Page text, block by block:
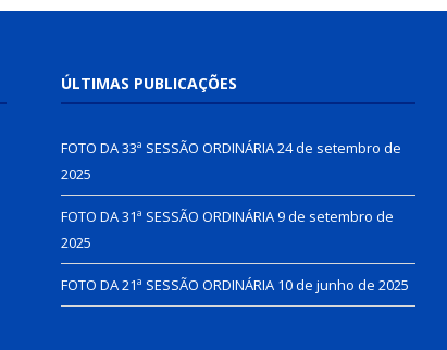
ÚLTIMAS PUBLICAÇÕES
FOTO DA 33ª SESSÃO ORDINÁRIA24 de setembro de
2025
FOTO DA 31ª SESSÃO ORDINÁRIA9 de setembro de
2025
FOTO DA 21ª SESSÃO ORDINÁRIA 10 de junho de 2025